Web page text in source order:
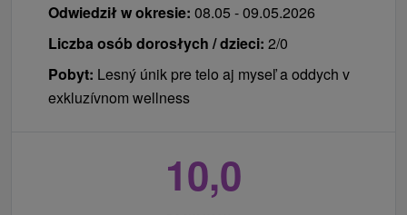
Odwiedził w okresie: 08.05 - 09.05.2026
Liczba osób dorosłych / dzieci: 2/0
Pobyt: Lesný únik pre telo aj myseľ a oddych v
exkluzívnom wellness
10,0